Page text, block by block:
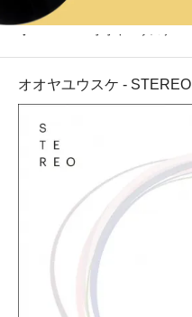
オオヤユウスケ - STEREO